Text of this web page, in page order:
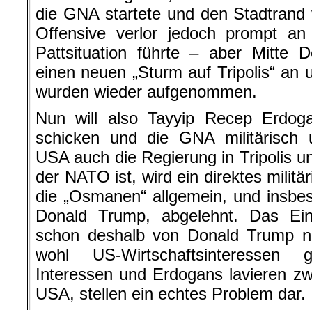
die GNA startete und den
Offensive verlor jedoch prompt
Pattsituation führte – aber Mitte
einen neuen „Sturm auf Tripolis“ an
wurden wieder aufgenommen.
Nun will also Tayyip Recep
schicken und die GNA militärisch
USA auch die Regierung in Tripolis
der NATO ist, wird ein direktes
die „Osmanen“ allgemein, und
Donald Trump, abgelehnt. Das
schon deshalb von Donald Trump
wohl US-
Interessen und Erdogans lavieren
USA, stellen ein echtes Problem dar.